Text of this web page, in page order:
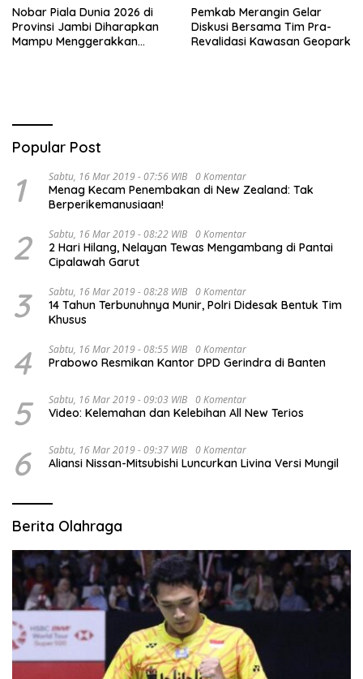
Nobar Piala Dunia 2026 di
Provinsi Jambi Diharapkan
Mampu Menggerakkan
Pemkab Merangin Gelar
Diskusi Bersama Tim Pra-
Revalidasi Kawasan Geopark
Popular Post
1 Sabtu, 16 Mar 2019 - 07:56 WIB 0 Komentar
Menag Kecam Penembakan di New Zealand: Tak
Berperikemanusiaan!
2 Sabtu, 16 Mar 2019 - 08:22 WIB 0 Komentar
2 Hari Hilang, Nelayan Tewas Mengambang di Pantai
Cipalawah Garut
3 Sabtu, 16 Mar 2019 - 08:28 WIB 0 Komentar
14 Tahun Terbunuhnya Munir, Polri Didesak Bentuk Tim
Khusus
4 Sabtu, 16 Mar 2019 - 08:55 WIB 0 Komentar
Prabowo Resmikan Kantor DPD Gerindra di Banten
5 Sabtu, 16 Mar 2019 - 09:03 WIB 0 Komentar
Video: Kelemahan dan Kelebihan All New Terios
6 Sabtu, 16 Mar 2019 - 09:37 WIB 0 Komentar
Aliansi Nissan-Mitsubishi Luncurkan Livina Versi Mungil
Berita Olahraga